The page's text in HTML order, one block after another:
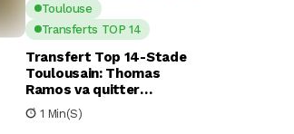
Toulouse
Transferts TOP 14
Transfert Top 14-Stade
Toulousain: Thomas
Ramos va quitter
Toulouse pour le Racing
92
1 Min(s)